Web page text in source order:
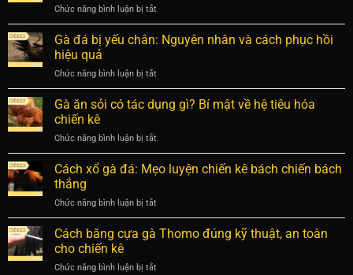
dân
chơi
cựa
chuẩn
xác
hữu
chiến
kê
Chức năng bình luận bị tắtở
Gà
đá
đòn
Bí
quyết
nhận
luyện
chiến
kê
Gà đá bị yếu chân: Nguyên nhân và cách phục hồi
hiệu quả
Chức năng bình luận bị tắtở
Gà
đá
bị
chân:
Nguyên
nhân
phục
hồi
hiệu
Gà ăn sỏi có tác dụng gì? Bí mật về hệ tiêu hóa
chiến kê
Chức năng bình luận bị tắtở
Gà
ăn
sỏi
tác
dụng
gì?
về
Cách xổ gà đá: Mẹo luyện chiến kê bách chiến bách
thắng
Chức năng bình luận bị tắtở
Cách
xổ
Mẹo
Cách băng cựa gà Thomo đúng kỹ thuật, an toàn
cho chiến kê
Chức năng bình luận bị tắtở